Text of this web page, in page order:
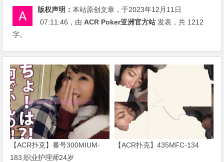
版权声明：本站原创文章，于2023年12月11日
07:11:46 ，由ACR Poker亚洲官方站 发表，共 1212
字。
【ACR扑克】番号300MIUM-
183,职业护理师24岁
【ACR扑克】435MFC-134